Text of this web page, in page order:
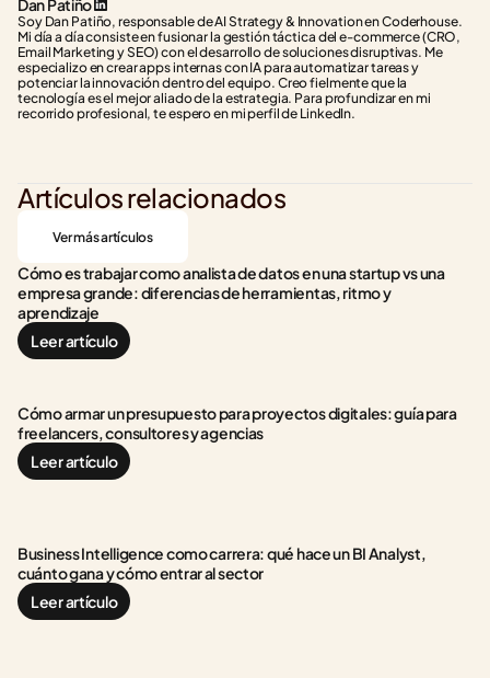
Dan Patiño
Soy Dan Patiño, responsable de AI Strategy & Innovation en Coderhouse.
Mi día a día consiste en fusionar la gestión táctica del e-commerce (CRO,
Email Marketing y SEO) con el desarrollo de soluciones disruptivas. Me
especializo en crear apps internas con IA para automatizar tareas y
potenciar la innovación dentro del equipo. Creo fielmente que la
tecnología es el mejor aliado de la estrategia. Para profundizar en mi
recorrido profesional, te espero en mi perfil de LinkedIn.
Artículos relacionados
Ver más artículos
Cómo es trabajar como analista de datos en una startup vs una
empresa grande: diferencias de herramientas, ritmo y
aprendizaje
Leer artículo
Cómo armar un presupuesto para proyectos digitales: guía para
freelancers, consultores y agencias
Leer artículo
Business Intelligence como carrera: qué hace un BI Analyst,
cuánto gana y cómo entrar al sector
Leer artículo